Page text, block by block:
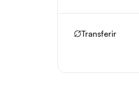
Transferir